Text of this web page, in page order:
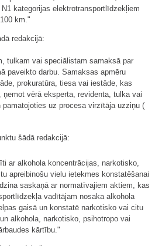
kategorijas elektrotransportlīdzekļiem
km."
redakcijā:
tulkam vai speciālistam samaksā par
paveikto darbu. Samaksas apmēru
prokuratūra, tiesa vai iestāde, kas
vērā eksperta, revidenta, tulka vai
uz procesa virzītāja uzziņu (​
šādā redakcijā:
ar alkohola koncentrācijas, narkotisko,
apreibinošu vielu ietekmes konstatēšanai
saskaņā ar normatīvajiem aktiem, kas
vadītājam nosaka alkohola
gaisā un konstatē narkotisko vai citu
alkohola, narkotisko, psihotropo vai
kārtību."